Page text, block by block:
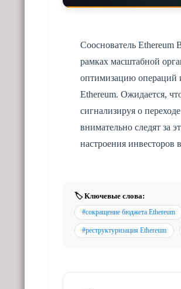
Сооснователь Ethereum
рамках масштабной
оптимизацию операций
Ethereum. Ожидается,
сигнализируя о
внимательно следят за
настроения инвесторов
🏷️ Ключевые слова:
#сокращение бюджета Ethereum
#реструктуризация Ethereum